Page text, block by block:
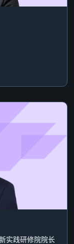
实践研修院院长